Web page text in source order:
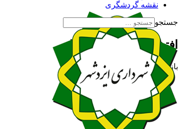
نقشه گردشگری
جستجو
افتخارات و موفقیت ها
بازدید: 1705